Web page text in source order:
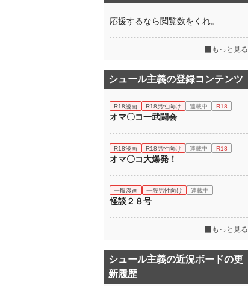
応援するなら閲覧数をくれ。
もっと見る
シュール主義の登録コンテンツ
R18漫画 R18男性向け 連載中 R18
オマ〇コ一武闘会
R18漫画 R18男性向け 連載中 R18
オマ〇コ大爆発！
一般漫画 一般男性向け 連載中
怪談２８号
もっと見る
シュール主義の近況ボードの更
新履歴